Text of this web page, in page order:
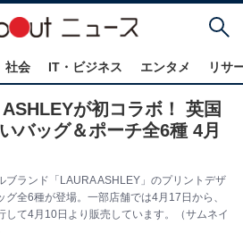
社会 IT・ビジネス エンタメ リサ
が初コラボ！ 英国
バッグ＆ポーチ全6種 4月
ブランド「LAURA ASHLEY」のプリントデザ
全6種が登場。一部店舗では4月17日から、
して4月10日より販売しています。（サムネイ